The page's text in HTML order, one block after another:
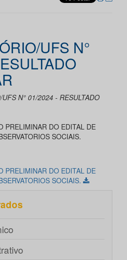
UFS N°
N° 01/2024 - RESULTADO
PRELIMINAR DO EDITAL DE
SOCIAIS.
PRELIMINAR DO EDITAL DE
SOCIAIS.